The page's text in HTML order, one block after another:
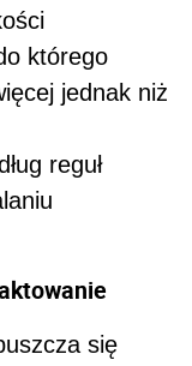
którego
jednak niż
reguł
się